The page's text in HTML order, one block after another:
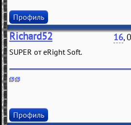
Профиль
Richard52 16,
SUPER от eRight Soft.
Профиль